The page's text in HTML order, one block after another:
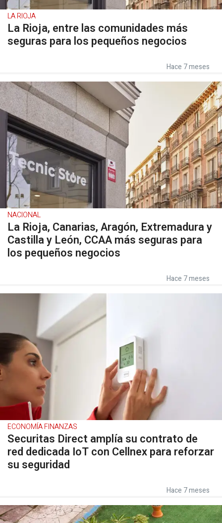
LA RIOJA
La Rioja, entre las comunidades más
seguras para los pequeños negocios
Hace 7 meses
NACIONAL
La Rioja, Canarias, Aragón, Extremadura y
Castilla y León, CCAA más seguras para
los pequeños negocios
Hace 7 meses
ECONOMÍA FINANZAS
Securitas Direct amplía su contrato de
red dedicada IoT con Cellnex para reforzar
su seguridad
Hace 7 meses